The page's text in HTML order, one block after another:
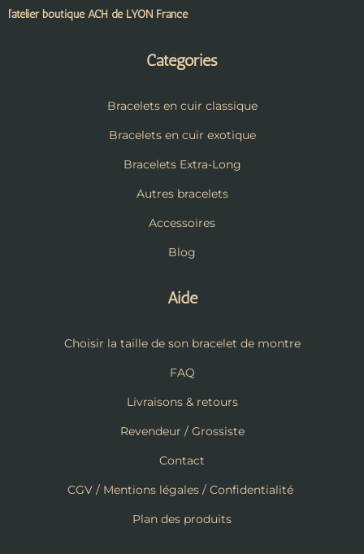
l’atelier boutique ACH de LYON France
Catégories
Bracelets en cuir classique
Bracelets en cuir exotique
Bracelets Extra-Long
Autres bracelets
Accessoires
Blog
Aide
Choisir la taille de son bracelet de montre
FAQ
Livraisons & retours
Revendeur / Grossiste
Contact
CGV / Mentions légales / Confidentialité
Plan des produits